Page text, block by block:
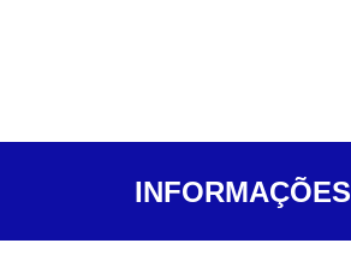
INFORMAÇÕES